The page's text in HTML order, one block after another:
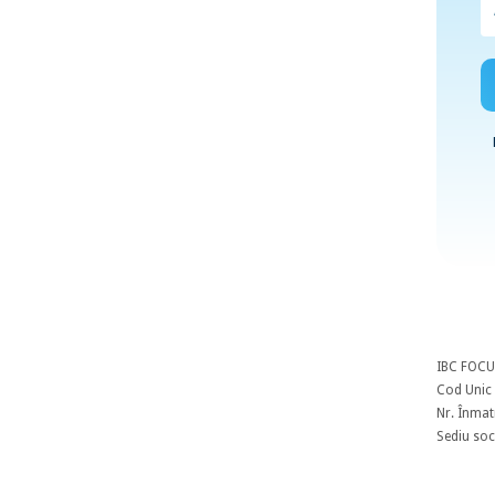
IBC
Cod
Nr.
Sediu